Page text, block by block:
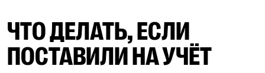
ЧТО ДЕЛАТЬ, ЕСЛИ
ПОСТАВИЛИ НА УЧЁТ